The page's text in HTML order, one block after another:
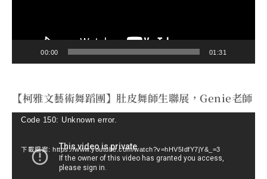
00:00 01:31
【柯雅文藝術舞蹈團】肚皮舞師生聯展，Genie老師
視Code 150: Unknown error.
下載檔案: https://www.youtube.com/watch?v=hHV5IdfY7jY&_=3